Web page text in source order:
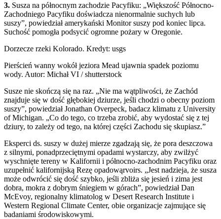
3. Susza na północnym zachodzie Pacyfiku: „Większość Północno-
Zachodniego Pacyfiku doświadcza nienormalnie suchych lub
suszy”, powiedział amerykański Monitor suszy pod koniec lipca.
Suchość pomogła podsycić ogromne pożary w Oregonie.
Dorzecze rzeki Kolorado. Kredyt: usgs
Pierścień wanny wokół jeziora Mead ujawnia spadek poziomu
wody. Autor: Michał VI / shutterstock
Susze nie skończą się na raz. „Nie ma wątpliwości, że Zachód
znajduje się w dość głębokiej dziurze, jeśli chodzi o obecny poziom
suszy”, powiedział Jonathan Overpeck, badacz klimatu z University
of Michigan. „Co do tego, co trzeba zrobić, aby wydostać się z tej
dziury, to zależy od tego, na której części Zachodu się skupiasz.”
Eksperci ds. suszy w dużej mierze zgadzają się, że pora deszczowa
z silnymi, ponadprzeciętnymi opadami wystarczy, aby zwilżyć
wyschnięte tereny w Kalifornii i północno-zachodnim Pacyfiku oraz
uzupełnić kalifornijską Rezę opadowąrvoirs. „Jest nadzieja, że susza
może odwrócić się dość szybko, jeśli zbliża się jesień i zima jest
dobra, mokra z dobrym śniegiem w górach”, powiedział Dan
McEvoy, regionalny klimatolog w Desert Research Institute i
Western Regional Climate Center, obie organizacje zajmujące się
badaniami środowiskowymi.